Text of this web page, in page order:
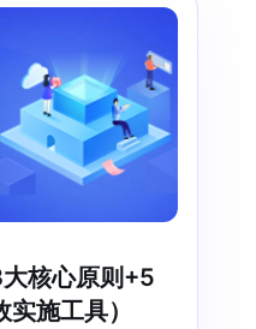
核心原则+5
施工具）